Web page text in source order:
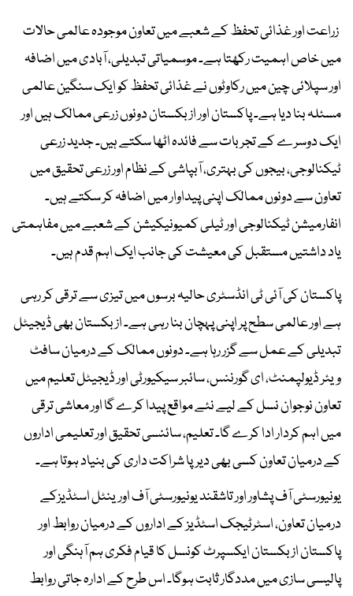
زراعت اور غذائی تحفظ کے شعبے میں تعاون موجودہ عالمی حالات
میں خاص اہمیت رکھتا ہے۔ موسمیاتی تبدیلی، آبادی میں اضافہ
اور سپلائی چین میں رکاوٹوں نے غذائی تحفظ کو ایک سنگین عالمی
مسئلہ بنا دیا ہے۔ پاکستان اور ازبکستان دونوں زرعی ممالک ہیں اور
ایک دوسرے کے تجربات سے فائدہ اٹھا سکتے ہیں۔ جدید زرعی
ٹیکنالوجی، بیجوں کی بہتری، آبپاشی کے نظام اور زرعی تحقیق میں
تعاون سے دونوں ممالک اپنی پیداوار میں اضافہ کر سکتے ہیں۔
انفارمیشن ٹیکنالوجی اور ٹیلی کمیونیکیشن کے شعبے میں مفاہمتی
یاد داشتیں مستقبل کی معیشت کی جانب ایک اہم قدم ہیں۔
پاکستان کی آئی ٹی انڈسٹری حالیہ برسوں میں تیزی سے ترقی کر رہی
ہے اور عالمی سطح پر اپنی پہچان بنا رہی ہے۔ ازبکستان بھی ڈیجیٹل
تبدیلی کے عمل سے گزر رہا ہے۔ دونوں ممالک کے درمیان سافٹ
ویئر ڈیولپمنٹ، ای گورننس، سائبر سیکیورٹی اور ڈیجیٹل تعلیم میں
تعاون نوجوان نسل کے لیے نئے مواقع پیدا کرے گا اور معاشی ترقی
میں اہم کردار ادا کرے گا۔ تعلیم، سائنسی تحقیق اور تعلیمی اداروں
کے درمیان تعاون کسی بھی دیرپا شراکت داری کی بنیاد ہوتا ہے۔
یونیورسٹی آف پشاور اور تاشقند یونیورسٹی آف اورینٹل اسٹڈیزکے
درمیان تعاون، اسٹرٹیجک اسٹڈیز کے اداروں کے درمیان روابط اور
پاکستان ازبکستان ایکسپرٹ کونسل کا قیام فکری ہم آہنگی اور
پالیسی سازی میں مددگار ثابت ہوگا۔ اس طرح کے ادارہ جاتی روابط